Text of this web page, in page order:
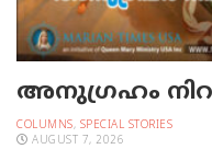
അനുഗ്രഹം
COLUMNS, SPECIAL STORIES
AUGUST 7, 2026